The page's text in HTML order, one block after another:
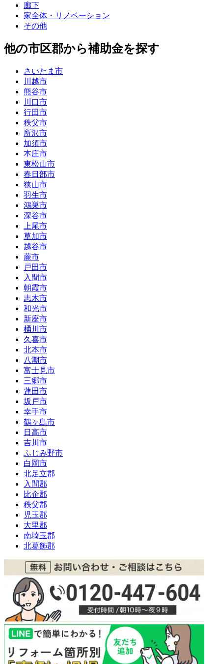
廊下
家全体・リノベーション
その他
他の市区郡から補助金を探す
さいたま市
川越市
熊谷市
川口市
行田市
秩父市
所沢市
加須市
本庄市
東松山市
春日部市
狭山市
羽生市
鴻巣市
深谷市
上尾市
草加市
越谷市
蕨市
戸田市
入間市
朝霞市
志木市
和光市
新座市
桶川市
久喜市
北本市
八潮市
富士見市
三郷市
蓮田市
坂戸市
幸手市
鶴ヶ島市
日高市
吉川市
ふじみ野市
白岡市
北足立郡
入間郡
比企郡
秩父郡
児玉郡
大里郡
南埼玉郡
北葛飾郡